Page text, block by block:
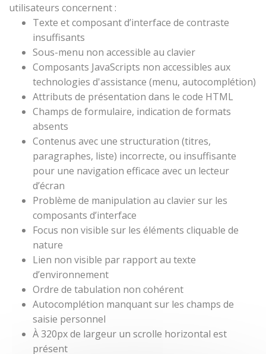
utilisateurs concernent :
Texte et composant d’interface de contraste
insuffisants
Sous-menu non accessible au clavier
Composants JavaScripts non accessibles aux
technologies d'assistance (menu, autocomplétion)
Attributs de présentation dans le code HTML
Champs de formulaire, indication de formats
absents
Contenus avec une structuration (titres,
paragraphes, liste) incorrecte, ou insuffisante
pour une navigation efficace avec un lecteur
d’écran
Problème de manipulation au clavier sur les
composants d’interface
Focus non visible sur les éléments cliquable de
nature
Lien non visible par rapport au texte
d’environnement
Ordre de tabulation non cohérent
Autocomplétion manquant sur les champs de
saisie personnel
À 320px de largeur un scrolle horizontal est
présent